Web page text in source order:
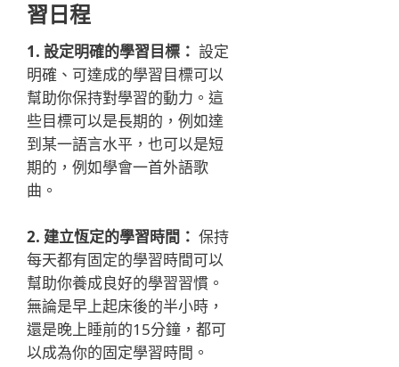
習日程
1. 設定明確的學習目標： 設定
明確、可達成的學習目標可以
幫助你保持對學習的動力。這
些目標可以是長期的，例如達
到某一語言水平，也可以是短
期的，例如學會一首外語歌
曲。
2. 建立恆定的學習時間： 保持
每天都有固定的學習時間可以
幫助你養成良好的學習習慣。
無論是早上起床後的半小時，
還是晚上睡前的15分鐘，都可
以成為你的固定學習時間。